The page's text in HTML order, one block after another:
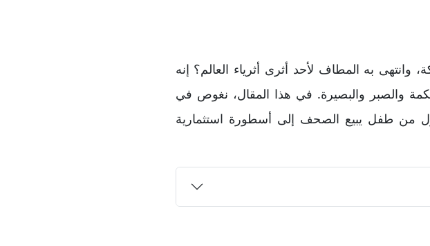
وانتهى به المطاف لأحد أثرى أثرياء العالم؟ إنه
والصبر والبصيرة. في هذا المقال، نغوص في
من طفل يبيع الصحف إلى أسطورة استثمارية